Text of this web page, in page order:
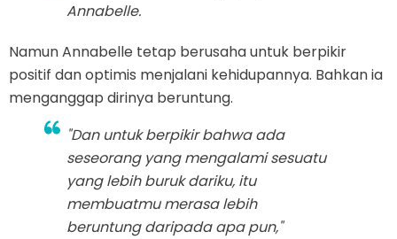
Annabelle.
Namun Annabelle tetap berusaha untuk berpikir
positif dan optimis menjalani kehidupannya. Bahkan ia
menganggap dirinya beruntung.
"Dan untuk berpikir bahwa ada
seseorang yang mengalami sesuatu
yang lebih buruk dariku, itu
membuatmu merasa lebih
beruntung daripada apa pun,"